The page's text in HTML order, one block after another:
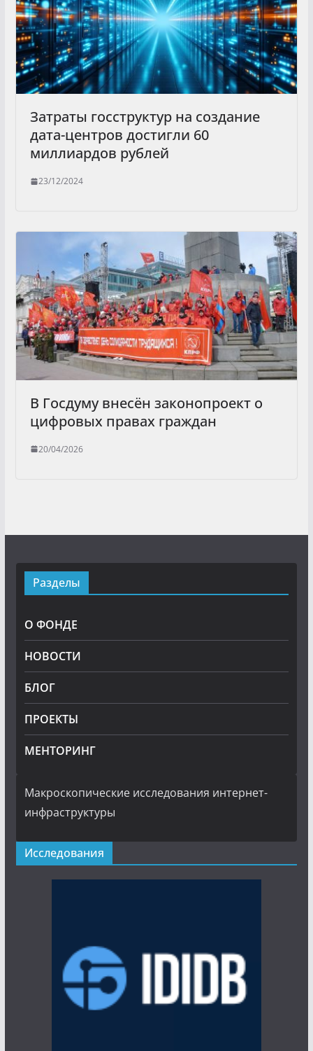
Затраты госструктур на создание
дата-центров достигли 60
миллиардов рублей
23/12/2024
В Госдуму внесён законопроект о
цифровых правах граждан
20/04/2026
Разделы
О ФОНДЕ
НОВОСТИ
БЛОГ
ПРОЕКТЫ
МЕНТОРИНГ
Макроскопические исследования интернет-
инфраструктуры
Исследования